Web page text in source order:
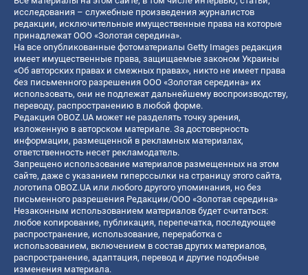
исследования – служебные произведения журналистов
редакции, исключительные имущественные права на которые
принадлежат ООО «Золотая середина».
На все опубликованные фотоматериалы Getty Images редакция
имеет имущественные права, защищаемые законом Украины
«Об авторских правах и смежных правах», никто не имеет права
без письменного разрешения ООО «Золотая середина» их
использовать, они не подлежат дальнейшему воспроизводству,
переводу, распространению в любой форме.
Редакция OBOZ.UA может не разделять точку зрения,
изложенную в авторском материале. За достоверность
информации, размещенной в рекламных материалах,
ответственность несет рекламодатель.
Запрещено использование материалов размещенных на этом
сайте, даже с указанием гиперссылки на страницу этого сайта,
логотипа OBOZ.UA или любого другого упоминания, но без
письменного разрешения Редакции/ООО «Золотая середина»
Незаконным использованием материалов будет считаться:
любое копирование, публикация, перепечатка, последующее
распространение, использование, переработка с
использованием, включением в состав других материалов,
распространение, адаптация, перевод и другие подобные
изменения материала.